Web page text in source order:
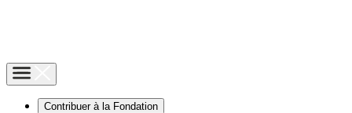
Contribuer à la Fondation